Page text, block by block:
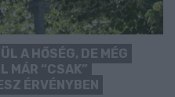
A HŐSÉG, DE MÉG
MÁR “CSAK”
ÉRVÉNYBEN